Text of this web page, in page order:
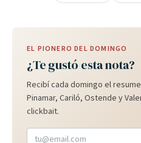
EL PIONERO DEL DOMINGO
¿Te gustó esta nota?
Recibí cada domingo el
Pinamar, Cariló, Ostende y
clickbait.